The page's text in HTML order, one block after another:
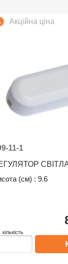
Акційна ціна
11-1
(см) : 9.6
кількість